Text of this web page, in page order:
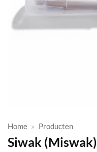
Home » Producten
Siwak (Miswak)